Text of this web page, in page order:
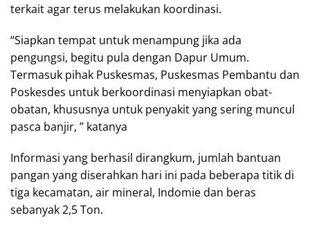
terkait agar terus melakukan koordinasi.
“Siapkan tempat untuk menampung jika ada
pengungsi, begitu pula dengan Dapur Umum.
Termasuk pihak Puskesmas, Puskesmas Pembantu dan
Poskesdes untuk berkoordinasi menyiapkan obat-
obatan, khususnya untuk penyakit yang sering muncul
pasca banjir, ” katanya
Informasi yang berhasil dirangkum, jumlah bantuan
pangan yang diserahkan hari ini pada beberapa titik di
tiga kecamatan, air mineral, Indomie dan beras
sebanyak 2,5 Ton.